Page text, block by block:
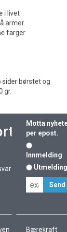
i livet
armer.
farger
sider børstet og
gr.
Motta
per epost.
Innmelding
Bærekraft